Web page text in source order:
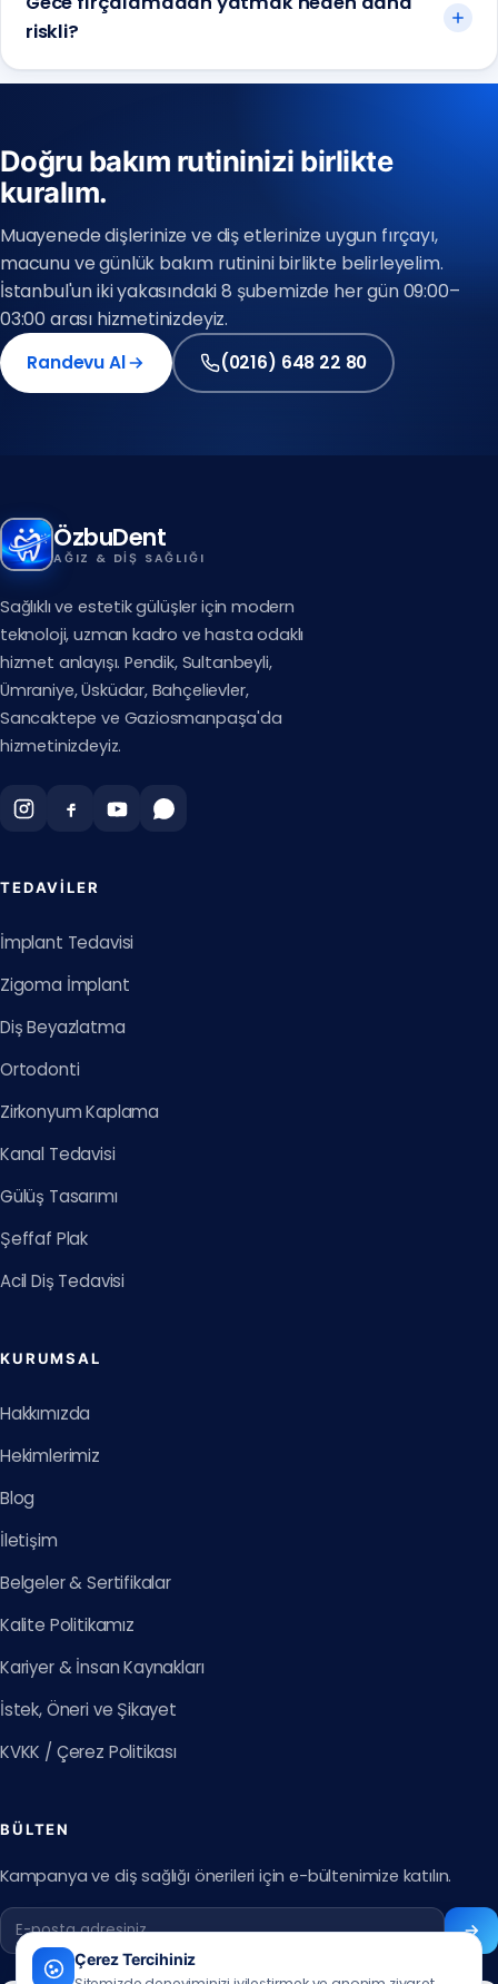
riskli?
Doğru bakım rutininizi birlikte
kuralım.
Muayenede dişlerinize ve diş etlerinize uygun fırçayı,
macunu ve günlük bakım rutinini birlikte belirleyelim.
İstanbul'un iki yakasındaki 8 şubemizde her gün 09:00–
03:00 arası hizmetinizdeyiz.
Randevu Al
(0216) 648 22 80
Avrupa Yakası
(0212) 909 88 80
ÖzbuDent
AĞIZ & DIŞ SAĞLIĞI
Sağlıklı ve estetik gülüşler için modern
teknoloji, uzman kadro ve hasta odaklı
hizmet anlayışı. Pendik, Sultanbeyli,
Ümraniye, Üsküdar, Bahçelievler,
Sancaktepe ve Gaziosmanpaşa'da
hizmetinizdeyiz.
TEDAVILER
İmplant Tedavisi
Zigoma İmplant
Diş Beyazlatma
Ortodonti
Zirkonyum Kaplama
Kanal Tedavisi
Gülüş Tasarımı
Şeffaf Plak
Acil Diş Tedavisi
KURUMSAL
Hakkımızda
Hekimlerimiz
Blog
İletişim
Belgeler & Sertifikalar
Kalite Politikamız
Kariyer & İnsan Kaynakları
İstek, Öneri ve Şikayet
KVKK / Çerez Politikası
BÜLTEN
Kampanya ve diş sağlığı önerileri için e-bültenimize katılın.
Çerez Tercihiniz